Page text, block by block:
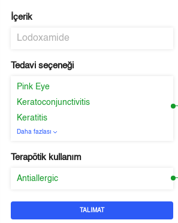
İçerik
Lodoxamide
Tedavi seçeneği
Pink Eye
Keratoconjunctivitis
Keratitis
Daha fazlası
Terapötik kullanım
Antiallergic
TALIMAT